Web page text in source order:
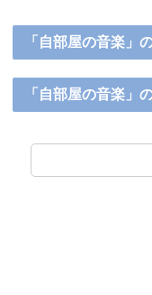
「自部屋の音楽」
「自部屋の音楽」